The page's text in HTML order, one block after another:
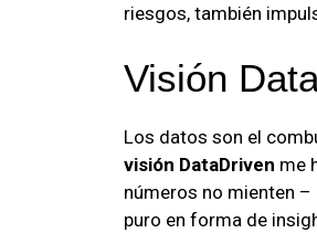
riesgos, también
Visión
Los datos son el
visión DataDriven me
números no mienten
puro en forma de